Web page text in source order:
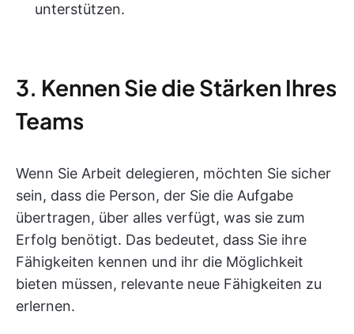
unterstützen.
3. Kennen Sie die Stärken Ihres
Teams
Wenn Sie Arbeit delegieren, möchten Sie sicher
sein, dass die Person, der Sie die Aufgabe
übertragen, über alles verfügt, was sie zum
Erfolg benötigt. Das bedeutet, dass Sie ihre
Fähigkeiten kennen und ihr die Möglichkeit
bieten müssen, relevante neue Fähigkeiten zu
erlernen.